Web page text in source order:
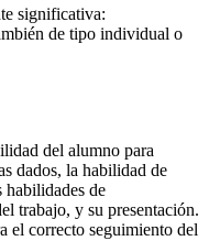
significativa:
de tipo individual o
del alumno para
dados, la habilidad de
habilidades de
trabajo, y su presentación.
el correcto seguimiento del